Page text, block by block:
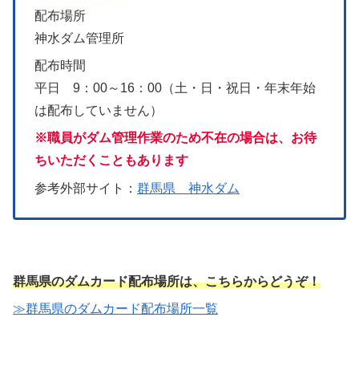
配布場所
神水ダム管理所
配布時間
平日 9：00～16：00（土・日・祝日・年末年始
は配布していません）
※職員がダム管理作業のため不在の場合は、お待
ちいただくこともあります
参考外部サイト： 群馬県 神水ダム
群馬県のダムカード配布場所は、こちらからどうぞ！
≫群馬県のダムカード配布場所一覧